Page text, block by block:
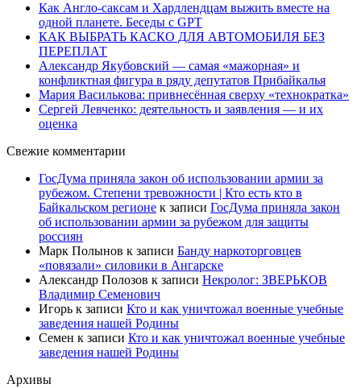
Как Англо-саксам и Хардлендцам выжить вместе на
одной планете. Беседы с GPT
КАК ВЫБРАТЬ КАСКО ДЛЯ АВТОМОБИЛЯ БЕЗ
ПЕРЕПЛАТ
Александр Якубовский — самая «мажорная» и
конфликтная фигура в ряду депутатов Прибайкалья
Мария Василькова: привнесённая сверху «технократка»
Сергей Левченко: деятельность и заявления — и их
оценка
Свежие комментарии
ГосДума приняла закон об использовании армии за
рубежом. Степени тревожности | Кто есть кто в
Байкальском регионе к записи ГосДума приняла закон
об использовании армии за рубежом для защиты
россиян
Марк Полынов к записи Банду наркоторговцев
«повязали» силовики в Ангарске
Александр Полозов к записи Некролог: ЗВЕРЬКОВ
Владимир Семенович
Игорь к записи Кто и как уничтожал военные учебные
заведения нашей Родины
Семен к записи Кто и как уничтожал военные учебные
заведения нашей Родины
Архивы